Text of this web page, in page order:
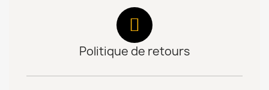
Politique de retours